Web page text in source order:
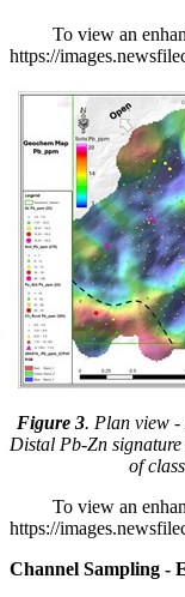
To view an
https://
Figure 3. Plan view -
Distal Pb-Zn
of
To view an
https://
Channel Sampling -